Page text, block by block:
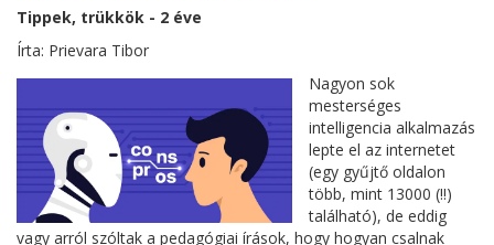
Tippek, trükkök - 2 éve
Írta: Prievara Tibor
Nagyon sok
mesterséges
intelligencia alkalmazás
lepte el az internetet
(egy gyűjtő oldalon
több, mint 13000 (!!)
található), de eddig
vagy arról szóltak a pedagógiai írások, hogy hogyan csalnak